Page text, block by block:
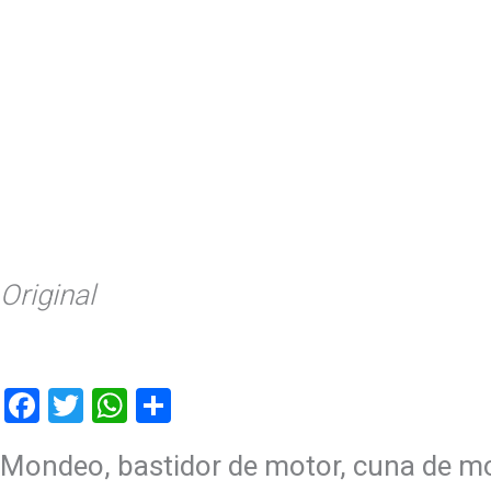
Original
Facebook
TwitterWhatsApp
Mondeo, bastidor de motor, cuna de